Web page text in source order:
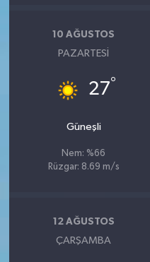
10 AĞUSTOS
PAZARTESI
27°
Güneşli
Nem: %66
Rüzgar: 8.69 m/s
12 AĞUSTOS
ÇARŞAMBA